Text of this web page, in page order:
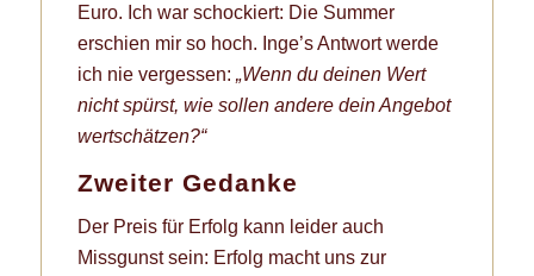
Euro. Ich war schockiert: Die Summer
erschien mir so hoch. Inge’s Antwort werde
ich nie vergessen: „Wenn du deinen Wert
nicht spürst, wie sollen andere dein Angebot
wertschätzen?“
Zweiter Gedanke
Der Preis für Erfolg kann leider auch
Missgunst sein: Erfolg macht uns zur